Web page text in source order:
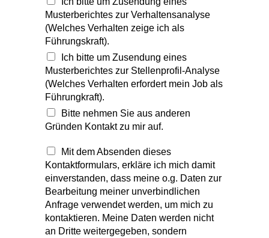
Ich bitte um Zusendung eines
Musterberichtes zur Stellenprofil-Analyse
(Welches Verhalten erfordert mein Job als
Führungkraft).
Bitte nehmen Sie aus anderen
Gründen Kontakt zu mir auf.
Mit dem Absenden dieses
Kontaktformulars, erkläre ich mich damit
einverstanden, dass meine o.g. Daten zur
Bearbeitung meiner unverbindlichen
Anfrage verwendet werden, um mich zu
kontaktieren. Meine Daten werden nicht
an Dritte weitergegeben, sondern
automatisch nach 3 Monaten weder
gelöscht.
Weitere Informationen und Widerrufshinweise